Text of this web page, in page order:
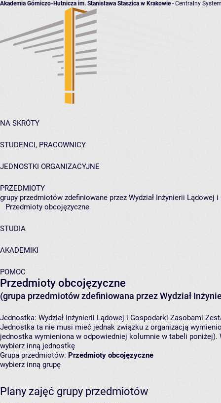
Akademia Górniczo-Hutnicza im. Stanisława Staszica w Krakowie- Centralny
NA SKRÓTY
STUDENCI, PRACOWNICY
JEDNOSTKI ORGANIZACYJNE
PRZEDMIOTY
grupy przedmiotów zdefiniowane przez Wydział Inżynierii Lądowej
Przedmioty obcojęzyczne
STUDIA
AKADEMIKI
POMOC
Przedmioty obcojęzyczne
(grupa przedmiotów zdefiniowana przez Wydział
Jednostka: Wydział Inżynierii Lądowej i Gospodarki Zasobami
Jednostka ta nie musi mieć jednak związku z organizacją
jednostka wymieniona w odpowiedniej kolumnie w tabeli
wybierz inną jednostkę
Grupa przedmiotów: Przedmioty obcojęzyczne
wybierz inną grupę
Plany zajęć grupy przedmiotów